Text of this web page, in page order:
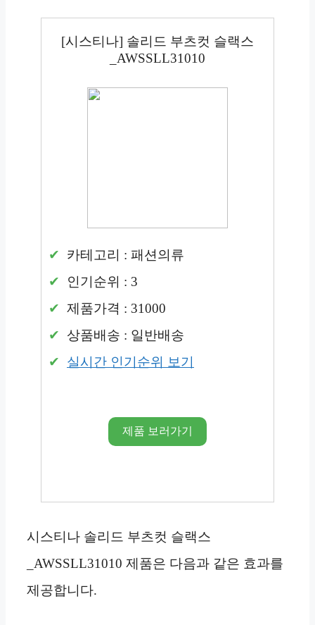
[시스티나] 솔리드 부츠컷 슬랙스
_AWSSLL31010
카테고리 : 패션의류
인기순위 : 3
제품가격 : 31000
상품배송 : 일반배송
실시간 인기순위 보기
제품 보러가기
시스티나 솔리드 부츠컷 슬랙스
_AWSSLL31010 제품은 다음과 같은 효과를
제공합니다.